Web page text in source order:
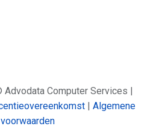
Computer Services |
Algemene
voorwaarden